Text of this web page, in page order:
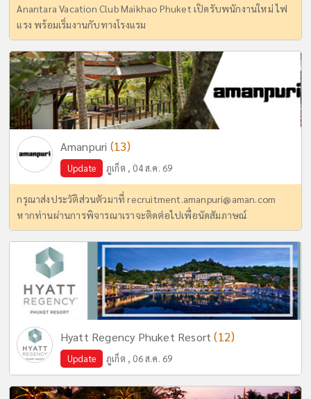
Anantara Vacation Club Maikhao Phuket เปิดรับพนักงานใหม่ ไฟ
แรง พร้อมเริ่มงานกับทางโรงแรม
Amanpuri (13)
Update ภูเก็ต , 04 ส.ค. 69
กรุณาส่งประวัติส่วนตัวมาที่recruitment.amanpuri@aman.com
หากท่านผ่านการพิจารณาเราจะติดต่อไปเพื่อนัดสัมภาษณ์
Hyatt Regency Phuket Resort(12)
Update ภูเก็ต , 06 ส.ค. 69